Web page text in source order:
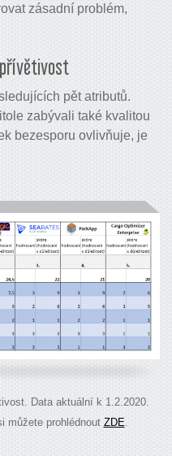
zásadní problém,
pět atributů.
zabývali také kvalitou
bezesporu ovlivňuje, je
Data aktuální k 1.2.2020.
můžete prohlédnout ZDE.